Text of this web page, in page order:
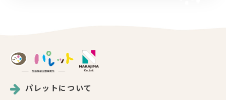
パレットについて